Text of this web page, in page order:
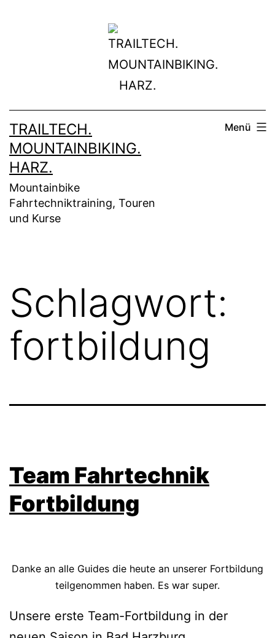
TRAILTECH.
MOUNTAINBIKING.
HARZ.
Mountainbike
Fahrtechniktraining, Touren
und Kurse
Menü
Schlagwort:
fortbildung
Team Fahrtechnik
Fortbildung
Danke an alle Guides die heute an unserer Fortbildung
teilgenommen haben. Es war super.
Unsere erste Team-Fortbildung in der